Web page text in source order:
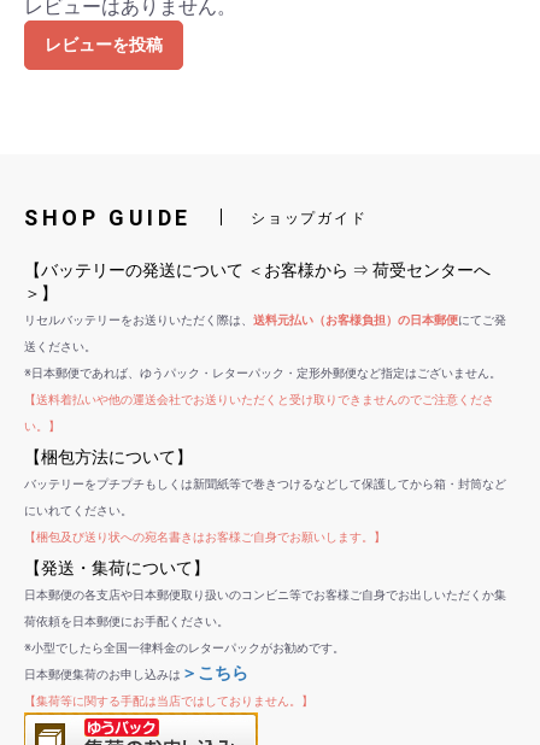
レビューはありません。
レビューを投稿
SHOP GUIDE ショップガイド
【バッテリーの発送について ＜お客様から ⇒ 荷受センターへ
＞】
リセルバッテリーをお送りいただく際は、 送料元払い（お客様負担）の日本郵便にてご発
送ください。
※日本郵便であれば、ゆうパック・レターパック・定形外郵便など指定はございません。
【送料着払いや他の運送会社でお送りいただくと受け取りできませんのでご注意くださ
い。】
【梱包方法について】
バッテリーをプチプチもしくは新聞紙等で巻きつけるなどして保護してから箱・封筒など
にいれてください。
【梱包及び送り状への宛名書きはお客様ご自身でお願いします。】
【発送・集荷について】
日本郵便の各支店や日本郵便取り扱いのコンビニ等でお客様ご自身でお出しいただくか集
荷依頼を日本郵便にお手配ください。
※小型でしたら全国一律料金のレターパックがお勧めです。
日本郵便集荷のお申し込みは ＞こちら
【集荷等に関する手配は当店ではしておりません。】